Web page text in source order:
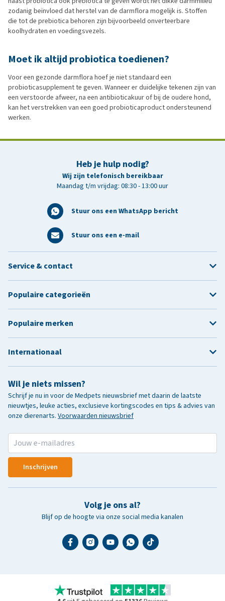
zodanig beïnvloed dat herstel van de darmflora mogelijk is. Stoffen
die tot de prebiotica behoren zijn bijvoorbeeld onverteerbare
koolhydraten en voedingsvezels.
Moet ik altijd probiotica toedienen?
Voor een gezonde darmflora hoef je niet standaard een
probioticasupplement te geven. Wanneer er duidelijke tekenen zijn van
een verstoorde afweer, na een antibioticakuur of bij de oudere hond,
kan het verstrekken van een goed probioticaproduct ondersteunend
werken.
Heb je hulp nodig?
Wij zijn telefonisch bereikbaar
Maandag t/m vrijdag: 08:30 - 13:00 uur
Stuur ons een WhatsApp bericht
Stuur ons een e-mail
Wil je niets missen?
Schrijf je nu in voor de Medpets nieuwsbrief met daarin de laatste
nieuwtjes, leuke acties, exclusieve kortingscodes en tips & advies van
onze dierenarts. Voorwaarden nieuwsbrief
Inschrijven
Volg je ons al?
Blijf op de hoogte via onze social media kanalen
Service & contact
Populaire categorieën
Populaire merken
Internationaal